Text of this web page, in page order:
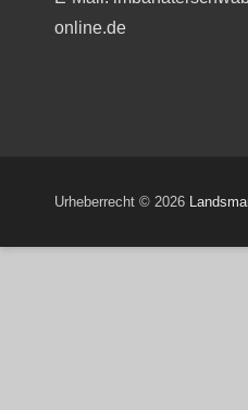
online.de
Urheberrecht © 2026